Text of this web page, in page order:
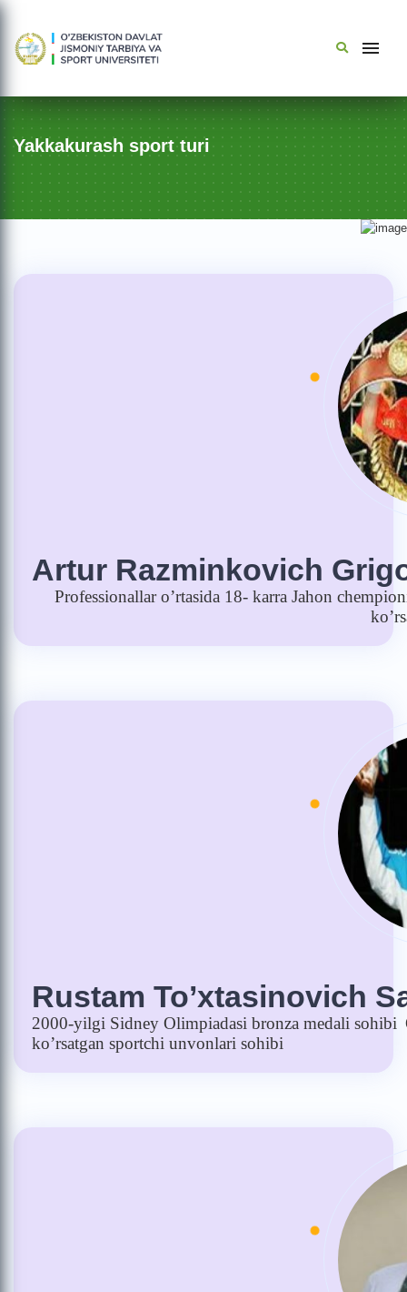
Yakkakurash sport turi
Artur Razminkovich
Professionallar o’rtasida 18- karra Jahon
Rustam To’xtasinovich
2000-yilgi Sidney Olimpiadasi bronza medali sohibi
ko’rsatgan sportchi unvonlari sohibi